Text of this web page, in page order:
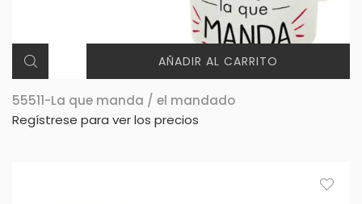
AÑADIR AL CARRITO
55511-La que manda / el mandado
Regístrese para ver los precios